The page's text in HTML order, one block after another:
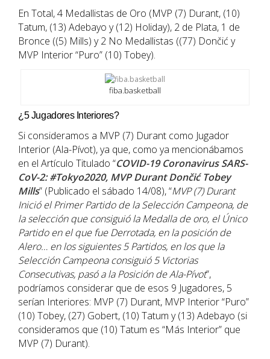
En Total, 4 Medallistas de Oro (MVP (7) Durant, (10)
Tatum, (13) Adebayo y (12) Holiday), 2 de Plata, 1 de
Bronce ((5) Mills) y 2 No Medallistas ((77) Dončić y
MVP Interior “Puro” (10) Tobey).
fiba.basketball
¿5 Jugadores Interiores?
Si consideramos a MVP (7) Durant como Jugador
Interior (Ala-Pívot), ya que, como ya mencionábamos
en el Artículo Titulado “COVID-19 Coronavirus SARS-
CoV-2: #Tokyo2020, MVP Durant Dončić Tobey
Mills” (Publicado el sábado 14/08), “MVP (7) Durant
Inició el Primer Partido de la Selección Campeona, de
la selección que consiguió la Medalla de oro, el Único
Partido en el que fue Derrotada, en la posición de
Alero… en los siguientes 5 Partidos, en los que la
Selección Campeona consiguió 5 Victorias
Consecutivas, pasó a la Posición de Ala-Pívot”,
podríamos considerar que de esos 9 Jugadores, 5
serían Interiores: MVP (7) Durant, MVP Interior “Puro”
(10) Tobey, (27) Gobert, (10) Tatum y (13) Adebayo (si
consideramos que (10) Tatum es “Más Interior” que
MVP (7) Durant).